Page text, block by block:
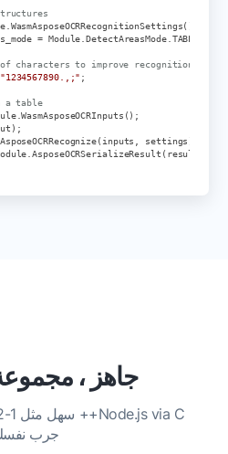
. WasmAsposeOCRRecognitionSettings();
= Module .DetectAreasMode. TABLE
characters to improve recognition
"1234567890.,;" ;
a table
.WasmAsposeOCRInputs ();
);
AsposeOCRRecognize( inputs settings
.AsposeOCRSerializeResult ( result
جاهز ،
جرب